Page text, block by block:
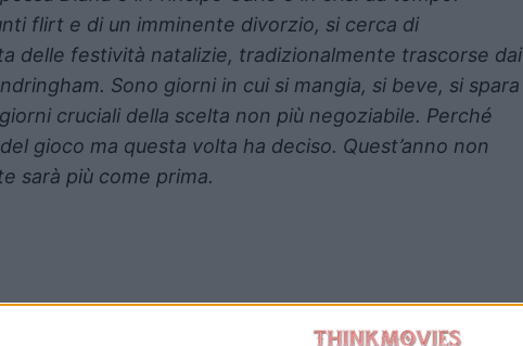
flirt e di un imminente divorzio, si cerca di
delle festività natalizie, tradizionalmente trascorse dai
Sono giorni in cui si mangia, si beve, si spara
cruciali della scelta non più negoziabile. Perché
gioco ma questa volta ha deciso. Quest’anno non
sarà più come prima.